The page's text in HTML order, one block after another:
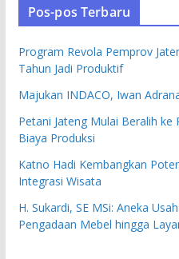
Pos-pos Terbaru
Program Revola Pemprov
Tahun Jadi Produktif
Majukan INDACO, Iwan
Petani Jateng Mulai Beralih
Biaya Produksi
Katno Hadi Kembangkan
Integrasi Wisata
H. Sukardi, SE MSi: Aneka
Pengadaan Mebel hingga